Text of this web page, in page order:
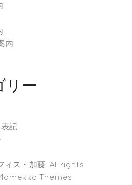
内
リー
記
ィス・加藤 , All rights
Themes